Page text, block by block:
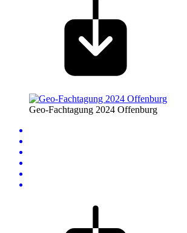
Geo-Fachtagung 2024 Offenburg